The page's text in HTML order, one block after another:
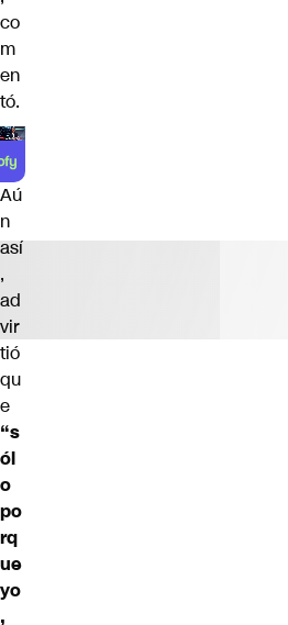
co
m
en
tó.
Aú
n
así
,
ad
vir
tió
qu
e
“s
ól
o
po
rq
ue
yo
,